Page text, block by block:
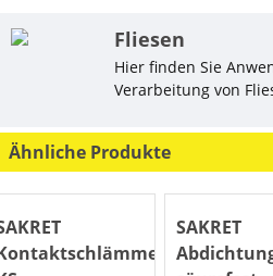
Fliesen
Hier finden Sie
Verarbeitung von
Ähnliche Produkte
SAKRET